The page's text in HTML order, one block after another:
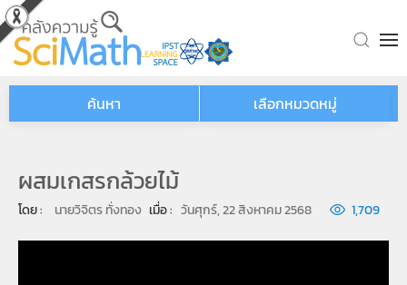
Skip to main content
ค้นหา เลือกหมวดหมู่
ผสมเกสรกล้วยไม้
โดย : นายวิจิตร ทั่งทอง เมื่อ : วันศุกร์, 22 สิงหาคม 2568 1,709